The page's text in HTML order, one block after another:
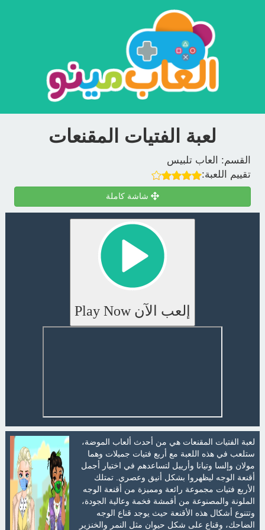
لعبة الفتيات المقنعات
القسم:
العاب تلبيس
تقييم اللعبة:
شاشة كاملة
إلعب الآن Play Now
لعبة الفتيات المقنعات هي من أحدث ألعاب الموضة،
ستلعب في هذه اللعبة مع أربع فتيات جميلات وهما
مولان وإلسا وتيانا وأرييل لتساعدهم في اختيار أجمل
أقنعة الوجه ليظهروا بشكل أنيق وعصري. تمتلك
الأربع فتيات مجموعة رائعة ومميزة من أقنعة الوجه
الملونة والمصنوعة من أقمشة فخمة وعالية الجودة،
وتتنوع أشكال هذه الأقنعة حيث يوجد قناع الوجه
الضاحك، وقناع على شكل حيوان مثل النمر والخنزير